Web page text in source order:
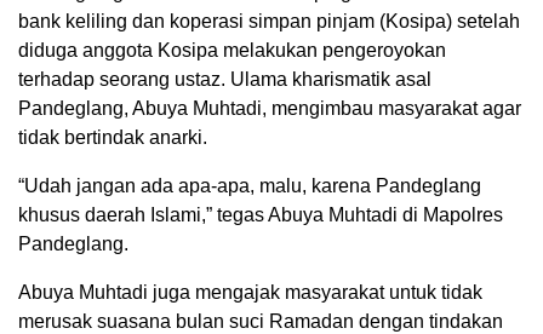
bank keliling dan koperasi simpan pinjam (Kosipa) setelah
diduga anggota Kosipa melakukan pengeroyokan
terhadap seorang ustaz. Ulama kharismatik asal
Pandeglang, Abuya Muhtadi, mengimbau masyarakat agar
tidak bertindak anarki.
“Udah jangan ada apa-apa, malu, karena Pandeglang
khusus daerah Islami,” tegas Abuya Muhtadi di Mapolres
Pandeglang.
Abuya Muhtadi juga mengajak masyarakat untuk tidak
merusak suasana bulan suci Ramadan dengan tindakan